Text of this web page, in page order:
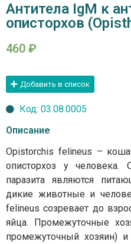
Антитела IgМ к
описторхов
460 ₽
Добавить в список
Код: 03.08.0005
Описание
Opistorchis felineus –
описторхоз у человека.
паразита являются
дикие животные и
felineus созревает до
яйца. Промежуточные
промежуточный хозяин)